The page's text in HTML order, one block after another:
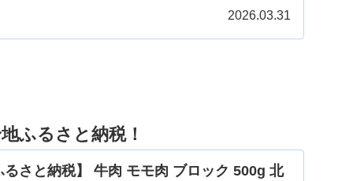
2026.03.31
ふるさと納税！
るさと納税】 牛肉 モモ肉 ブロック 500g 北